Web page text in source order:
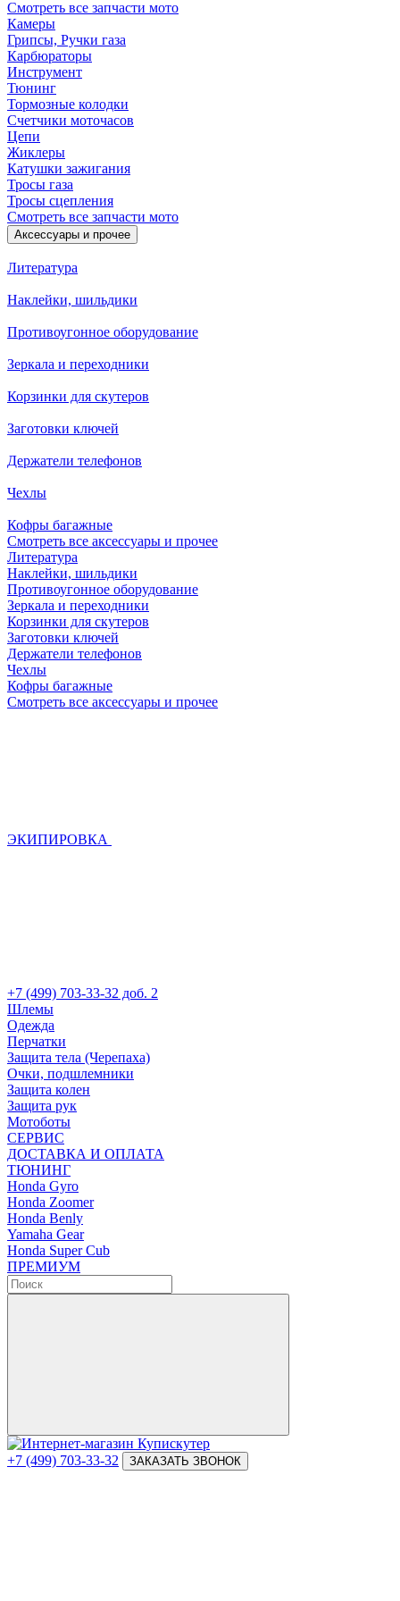
Смотреть все запчасти мото
Камеры
Грипсы, Ручки газа
Карбюраторы
Инструмент
Тюнинг
Тормозные колодки
Счетчики моточасов
Цепи
Жиклеры
Катушки зажигания
Тросы газа
Тросы сцепления
Смотреть все запчасти мото
Аксессуары и прочее
Литература
Наклейки, шильдики
Противоугонное оборудование
Зеркала и переходники
Корзинки для скутеров
Заготовки ключей
Держатели телефонов
Чехлы
Кофры багажные
Смотреть все аксессуары и прочее
Литература
Наклейки, шильдики
Противоугонное оборудование
Зеркала и переходники
Корзинки для скутеров
Заготовки ключей
Держатели телефонов
Чехлы
Кофры багажные
Смотреть все аксессуары и прочее
ЭКИПИРОВКА
+7 (499) 703-33-32 доб. 2
Шлемы
Одежда
Перчатки
Защита тела (Черепаха)
Очки, подшлемники
Защита колен
Защита рук
Мотоботы
СЕРВИС
ДОСТАВКА И ОПЛАТА
ТЮНИНГ
Honda Gyro
Honda Zoomer
Honda Benly
Yamaha Gear
Honda Super Cub
ПРЕМИУМ
+7 (499) 703-33-32 ЗАКАЗАТЬ ЗВОНОК